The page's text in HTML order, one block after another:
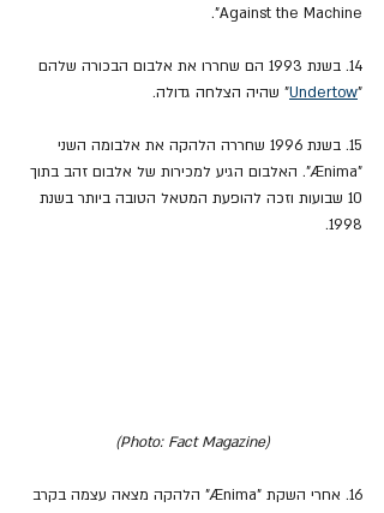
Against the Machine".
14. בשנת 1993 הם שחררו את אלבום הבכורה שלהם
"
Undertow" שהיה הצלחה גדולה.
15. בשנת 1996 שחררה הלהקה את אלבומה השני
"Ænima". האלבום הגיע למכירות של אלבום זהב בתוך
10 שבועות וזכה להופעת המטאל הטובה ביותר בשנת
1998.
(Photo: Fact Magazine)
16. אחרי השקת "Ænima" הלהקה מצאה עצמה בקרב